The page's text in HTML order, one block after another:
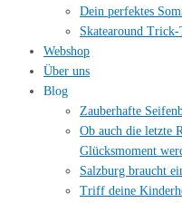
Dein perfektes
Skatearound
Webshop
Über uns
Blog
Zauberhafte
Ob auch die letzte
Glücksmoment
Salzburg braucht
Triff deine